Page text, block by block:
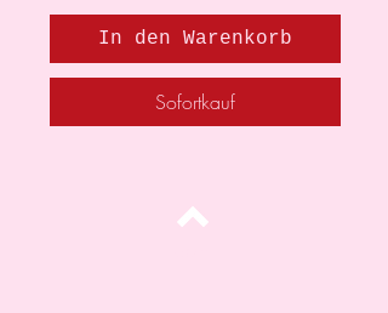
In den Warenkorb
Sofortkauf